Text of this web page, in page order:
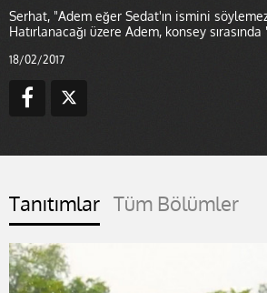
Serhat, "Adem eğer Sedat'ın ismini
Hatırlanacağı üzere Adem, konsey
18/02/2017
Tanıtımlar Tüm Bölümler